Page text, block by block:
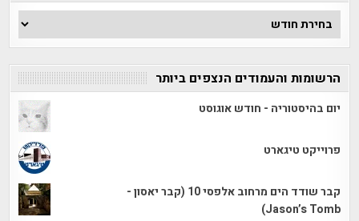
ארכיון
הכתבות
הרשומות והעמודים הנצפים ביותר
יום בהיסטוריה - חודש אוגוסט
פרוייקט טיגארט
קבר שודד הים מרחוב אלפסי 10 (קבר יאסון -
Jason’s Tomb)